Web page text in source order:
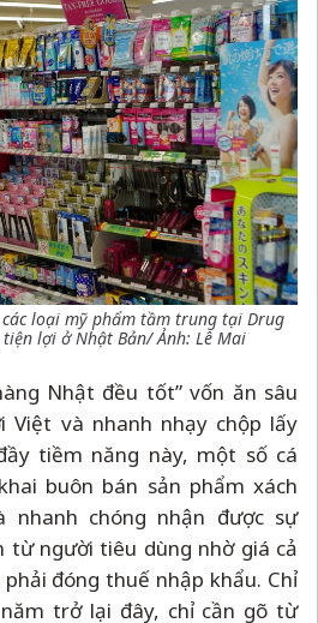
loại mỹ phẩm tầm trung tại Drug
lợi ở Nhật Bản/ Ảnh: Lê Mai
Nhật đều tốt” vốn ăn sâu
Việt và nhanh nhạy chộp lấy
tiềm năng này, một số cá
buôn bán sản phẩm xách
chóng nhận được sự
từ người tiêu dùng nhờ giá cả
đóng thuế nhập khẩu. Chỉ
trở lại đây, chỉ cần gõ từ